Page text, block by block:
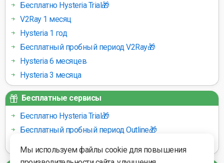
Мы используем файлы cookie для повышения
Бесплатно Hysteria Trial🎁
V2Ray 1 месяц
Hysteria 1 год
Бесплатный пробный период V2Ray🎁
Hysteria 6 месяцев
Hysteria 3 месяца
Бесплатные сервисы
Бесплатно Hysteria Trial🎁
Бесплатный пробный период Outline🎁
Бесплатный пробный период V2Ray🎁